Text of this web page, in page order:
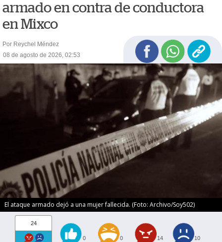
armado en contra de conductora
en Mixco
Por Reychel Méndez
08 de agosto de 2026, 02:53
El ataque armado dejó a una mujer fallecida. (Foto: Archivo/Soy502)
24
0 0 14 10